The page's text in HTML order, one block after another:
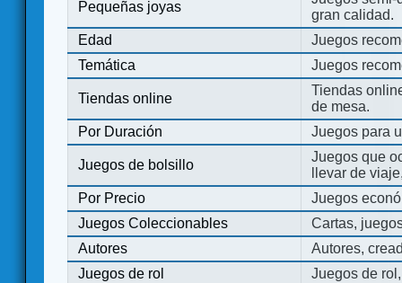
Pequeñas joyas
gran calidad.
Edad
Juegos
Temática
Juegos
Tiendas online
Tiendas
de mesa.
Por Duración
Juegos para
Juegos de bolsillo
Juegos que
llevar de
Por Precio
Juegos
Juegos Coleccionables
Cartas,
Autores
Autores,
Juegos de rol
Juegos de